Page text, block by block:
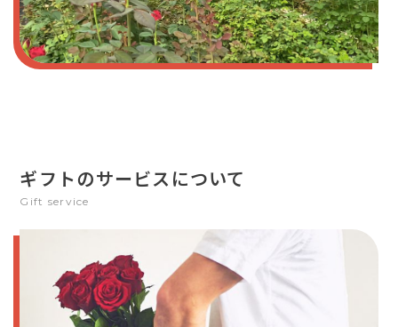
ギフトのサービスについて
Gift service